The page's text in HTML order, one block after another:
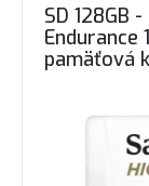
SD 128GB
Endurance
pamäťová